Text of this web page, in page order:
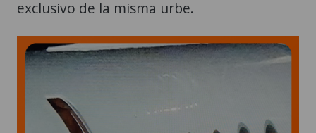
exclusivo de la misma urbe.